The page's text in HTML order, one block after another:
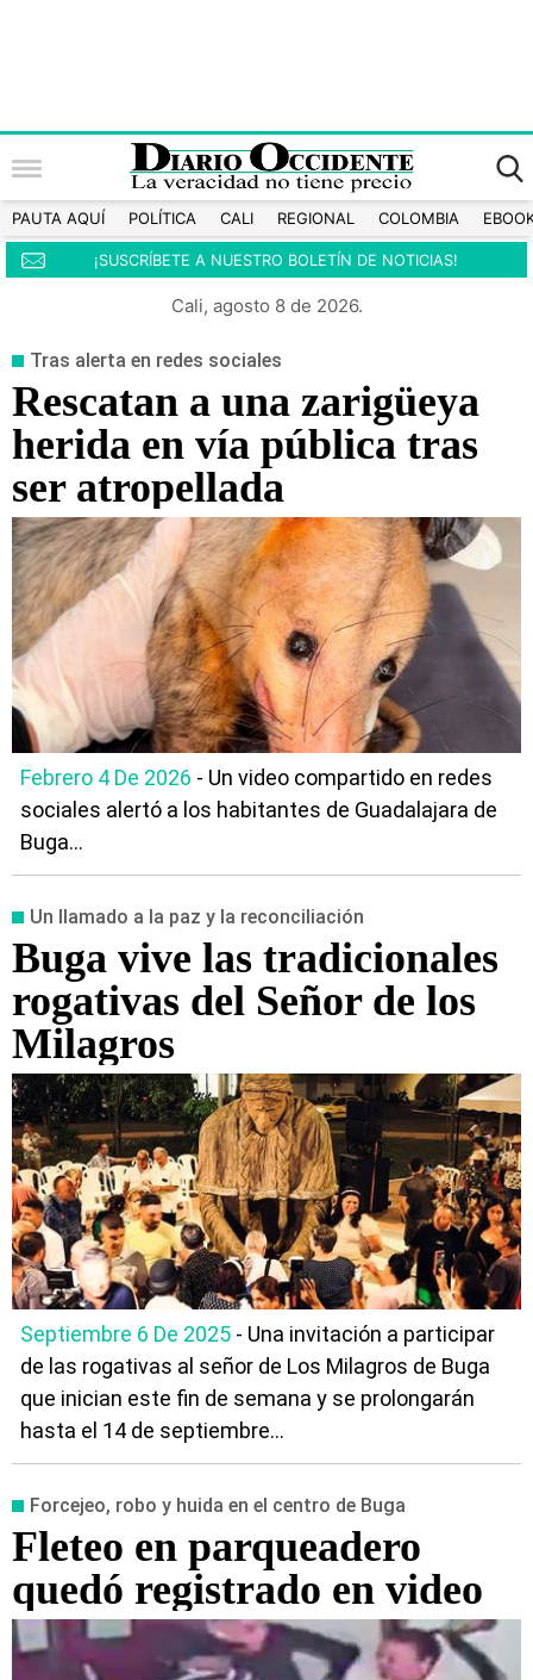
PAUTA AQUÍ POLÍTICA CALI REGIONAL COLOMBIA
¡SUSCRÍBETE A NUESTRO BOLETÍN DE NOTICIAS!
Cali, agosto 8 de 2026.
Tras alerta en redes sociales
Rescatan a una zarigüeya
herida en vía pública tras
ser atropellada
Febrero 4 De 2026 - Un video compartido en redes
sociales alertó a los habitantes de Guadalajara de
Buga...
Un llamado a la paz y la reconciliación
Buga vive las tradicionales
rogativas del Señor de los
Milagros
Septiembre 6 De 2025 - Una invitación a participar
de las rogativas al señor de Los Milagros de Buga
que inician este fin de semana y se prolongarán
hasta el 14 de septiembre...
Forcejeo, robo y huida en el centro de Buga
Fleteo en parqueadero
quedó registrado en video